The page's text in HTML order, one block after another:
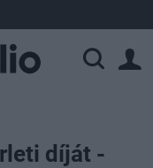
díját -